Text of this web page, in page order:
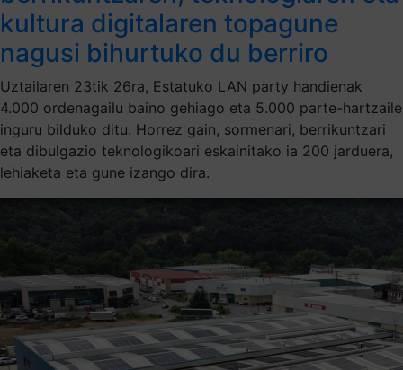
kultura digitalaren topagune
nagusi bihurtuko du berriro
Uztailaren 23tik 26ra, Estatuko LAN party handienak
4.000 ordenagailu baino gehiago eta 5.000 parte-hartzaile
inguru bilduko ditu. Horrez gain, sormenari, berrikuntzari
eta dibulgazio teknologikoari eskainitako ia 200 jarduera,
lehiaketa eta gune izango dira.